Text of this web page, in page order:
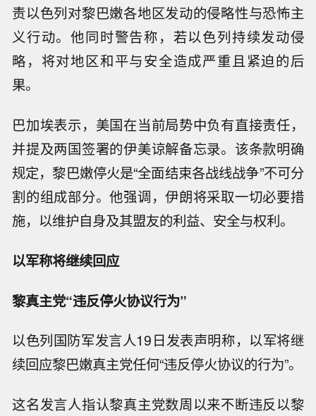
责以色列对黎巴嫩各地区发动的侵略性与恐怖主
义行动。他同时警告称，若以色列持续发动侵
略，将对地区和平与安全造成严重且紧迫的后
果。
巴加埃表示，美国在当前局势中负有直接责任，
并提及两国签署的伊美谅解备忘录。该条款明确
规定，黎巴嫩停火是“全面结束各战线战争”不可分
割的组成部分。他强调，伊朗将采取一切必要措
施，以维护自身及其盟友的利益、安全与权利。
以军称将继续回应
黎真主党“违反停火协议行为”
以色列国防军发言人19日发表声明称，以军将继
续回应黎巴嫩真主党任何“违反停火协议的行为”。
这名发言人指认黎真主党数周以来不断违反以黎